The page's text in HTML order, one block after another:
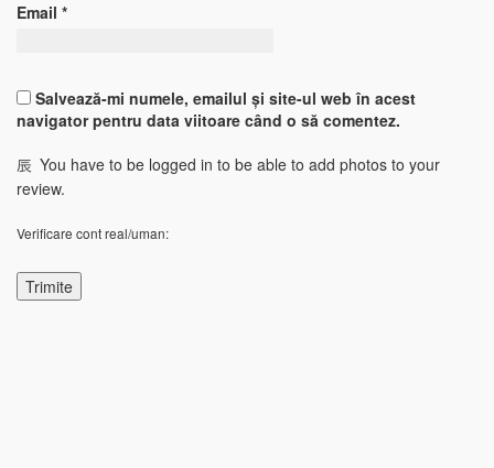
Email *
Salvează-mi numele, emailul și site-ul web în acest
navigator pentru data viitoare când o să comentez.
You have to be logged in to be able to add photos to your
review.
Verificare cont real/uman: